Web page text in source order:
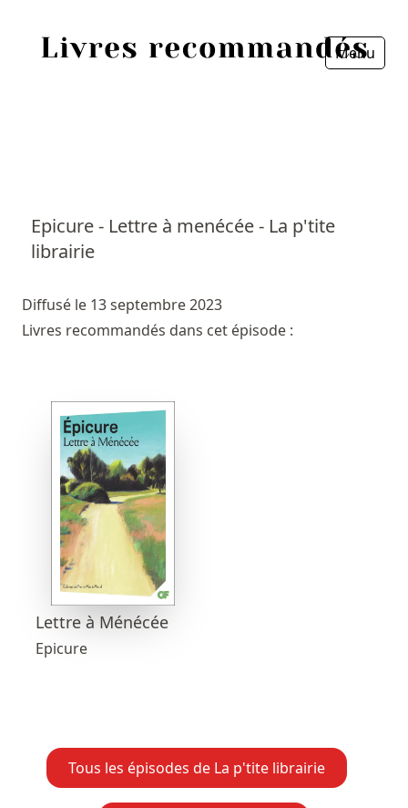
Menu
Epicure - Lettre à menécée - La p'tite
librairie
Diffusé le 13 septembre 2023
Livres recommandés dans cet épisode :
Lettre à Ménécée
Epicure
Tous les épisodes de La p'tite librairie
Personnes
Livres
Prix littéraires
Fermer